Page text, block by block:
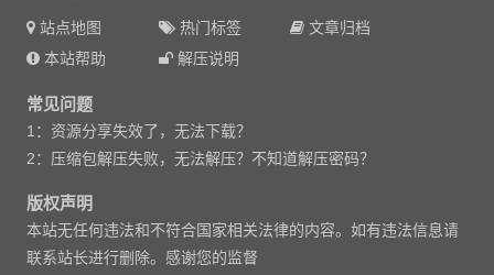
站点地图 热门标签
文章归档
本站帮助
解压说明
常见问题
1：资源分享失效了，无法下载？
2：压缩包解压失败，无法解压？不知道解压密码？
版权声明
本站无任何违法和不符合国家相关法律的内容。如有违法信息请
联系站长进行删除。感谢您的监督